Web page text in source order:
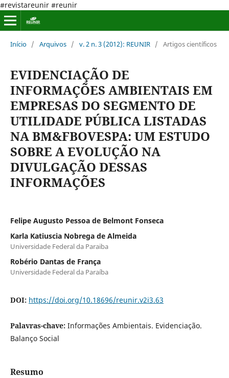
#revistareunir #reunir
Início / Arquivos / v. 2 n. 3 (2012): REUNIR / Artigos científicos
EVIDENCIAÇÃO DE
INFORMAÇÕES AMBIENTAIS EM
EMPRESAS DO SEGMENTO DE
UTILIDADE PÚBLICA LISTADAS
NA BM&FBOVESPA: UM ESTUDO
SOBRE A EVOLUÇÃO NA
DIVULGAÇÃO DESSAS
INFORMAÇÕES
Felipe Augusto Pessoa de Belmont Fonseca
Karla Katiuscia Nobrega de Almeida
Universidade Federal da Paraiba
Robério Dantas de França
Universidade Federal da Paraíba
DOI: https://doi.org/10.18696/reunir.v2i3.63
Palavras-chave: Informações Ambientais. Evidenciação.
Balanço Social
Resumo